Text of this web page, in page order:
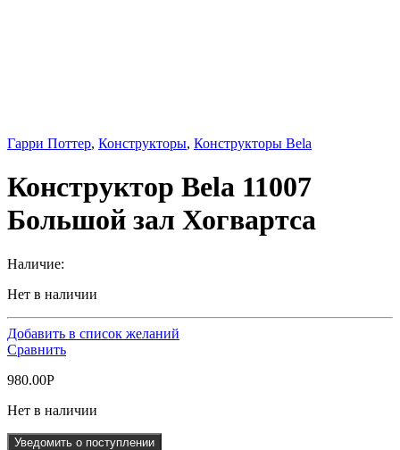
Гарри Поттер, Конструкторы, Конструкторы Bela
Конструктор Bela 11007
Большой зал Хогвартса
Наличие:
Нет в наличии
Добавить в список желаний
Сравнить
980.00Р
Нет в наличии
Уведомить о поступлении